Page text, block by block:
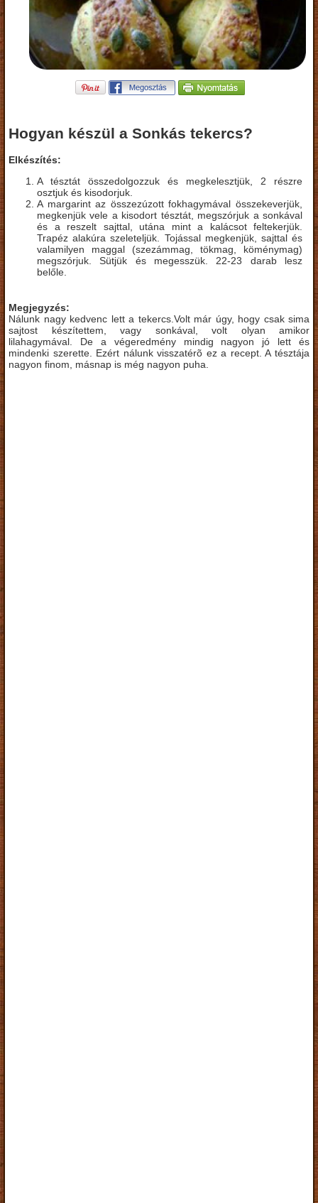
Hogyan készül a Sonkás tekercs?
Elkészítés:
A tésztát összedolgozzuk és megkelesztjük, 2 részre
osztjuk és kisodorjuk.
A margarint az összezúzott fokhagymával összekeverjük,
megkenjük vele a kisodort tésztát, megszórjuk a sonkával
és a reszelt sajttal, utána mint a kalácsot feltekerjük.
Trapéz alakúra szeleteljük. Tojással megkenjük, sajttal és
valamilyen maggal (szezámmag, tökmag, köménymag)
megszórjuk. Sütjük és megesszük. 22-23 darab lesz
belőle.
Megjegyzés:
Nálunk nagy kedvenc lett a tekercs.Volt már úgy, hogy csak sima
sajtost készítettem, vagy sonkával, volt olyan amikor
lilahagymával. De a végeredmény mindig nagyon jó lett és
mindenki szerette. Ezért nálunk visszatérõ ez a recept. A tésztája
nagyon finom, másnap is még nagyon puha.